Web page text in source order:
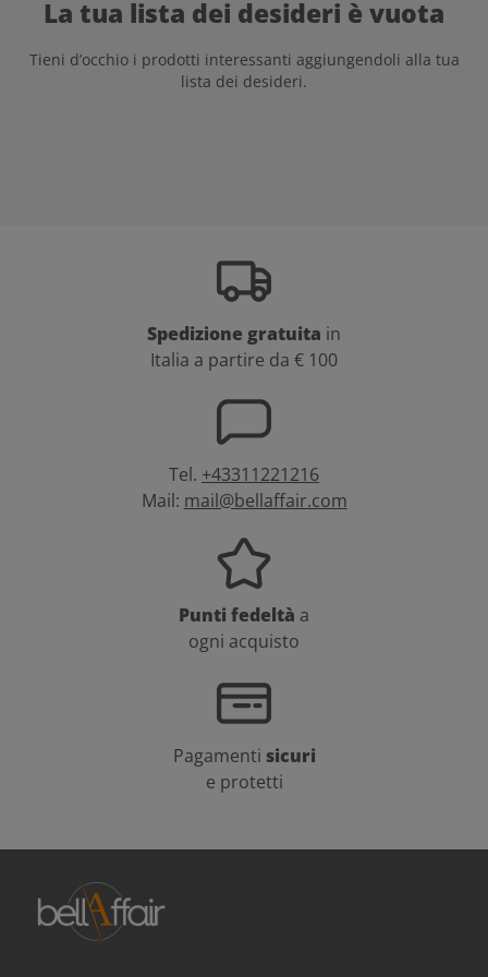
La tua lista dei desideri è vuota
Tieni d’occhio i prodotti interessanti aggiungendoli alla tua
lista dei desideri.
Spedizione gratuita in
Italia a partire da € 100
Tel. +43311221216
Mail: mail@bellaffair.com
Punti fedeltà a
ogni acquisto
Pagamenti sicuri
e protetti